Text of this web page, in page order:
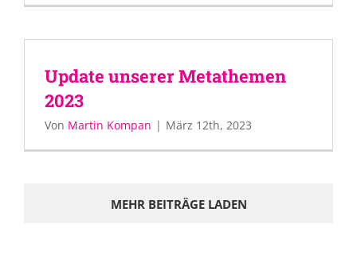
Update unserer Metathemen
2023
Von Martin Kompan | März 12th, 2023
MEHR BEITRÄGE LADEN